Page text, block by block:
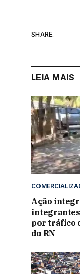
SHARE.
LEIA MAIS
Ação
por tráfico
do RN